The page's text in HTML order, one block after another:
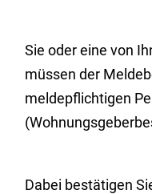
Sie oder eine von
müssen der
meldepflichtigen
Dabei bestätigen